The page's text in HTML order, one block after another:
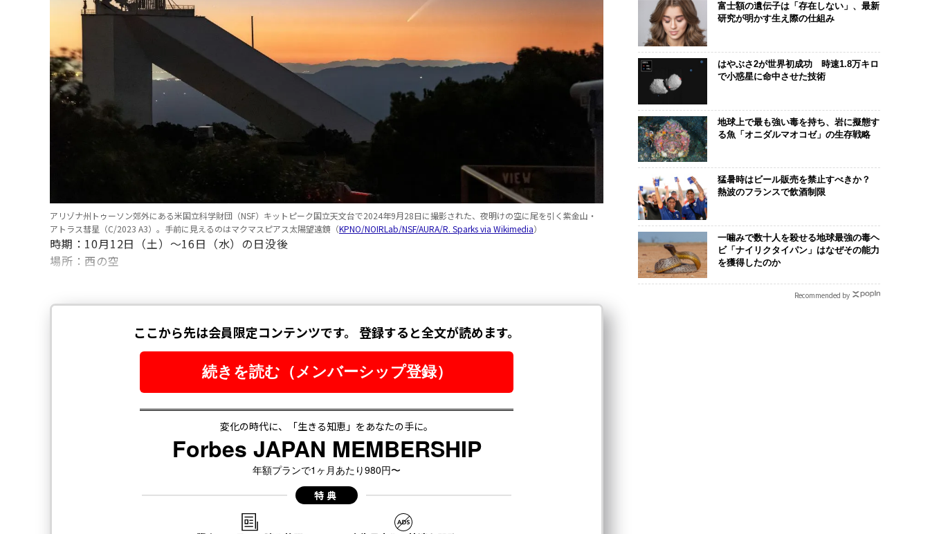
アリゾナ州トゥーソン郊外にある米国立科学財団（NSF）キットピーク国立天文台で2024年9月28日に撮影された、夜明けの空に尾を引く紫金山・
アトラス彗星（C/2023 A3）。手前に見えるのはマクマスピアス太陽望遠鏡（KPNO/NOIRLab/NSF/AURA/R. Sparks via Wikimedia）
時期：10月12日（土）～16日（水）の日没後
場所：西の空
富士額の遺伝子は「存在しない」、最新
研究が明かす生え際の仕組み
はやぶさ2が世界初成功 時速1.8万キロ
で小惑星に命中させた技術
地球上で最も強い毒を持ち、岩に擬態す
る魚「オニダルマオコゼ」の生存戦略
猛暑時はビール販売を禁止すべきか？
熱波のフランスで飲酒制限
一噛みで数十人を殺せる地球最強の毒ヘ
ビ「ナイリクタイパン」はなぜその能力
を獲得したのか
Recommended by